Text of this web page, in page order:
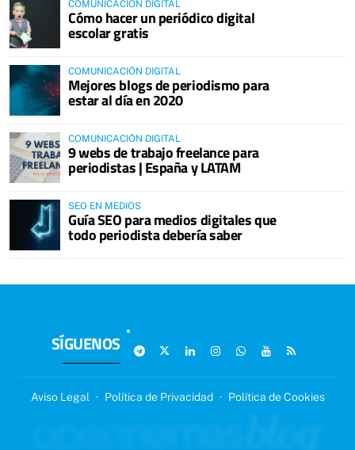
COMUNICACIÓN DIGITAL
Cómo hacer un periódico digital
escolar gratis
COMUNICACIÓN DIGITAL
Mejores blogs de periodismo para
estar al día en 2020
COMUNICACIÓN DIGITAL
9 webs de trabajo freelance para
periodistas | España y LATAM
SEO EN MEDIOS
Guía SEO para medios digitales que
todo periodista debería saber
SÍGUENOS
Aviso Legal · Política de Privacidad · Política de Cookies